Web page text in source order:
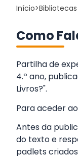
Início>
Como
Partilha de
4.º ano,
Livros?".
Para aceder
Antes da
do texto e
padlets